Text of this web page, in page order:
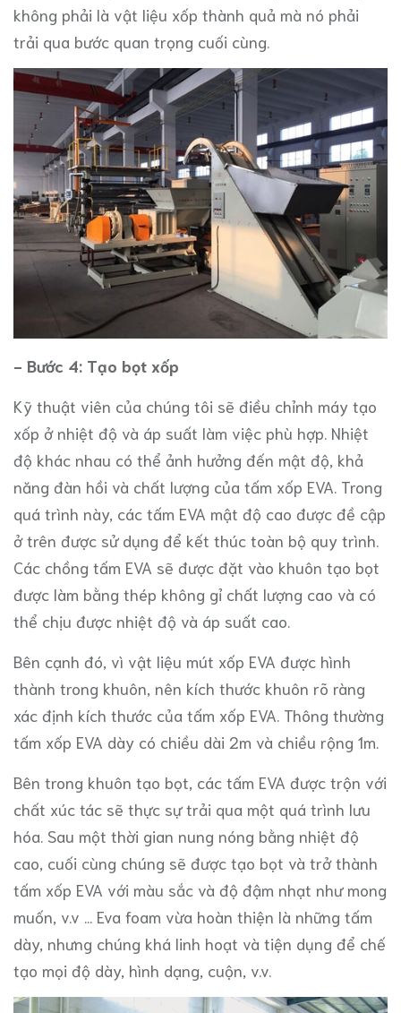
không phải là vật liệu xốp thành quả mà nó phải
trải qua bước quan trọng cuối cùng.
- Bước 4: Tạo bọt xốp
Kỹ thuật viên của chúng tôi sẽ điều chỉnh máy tạo
xốp ở nhiệt độ và áp suất làm việc phù hợp. Nhiệt
độ khác nhau có thể ảnh hưởng đến mật độ, khả
năng đàn hồi và chất lượng của tấm xốp EVA. Trong
quá trình này, các tấm EVA mật độ cao được đề cập
ở trên được sử dụng để kết thúc toàn bộ quy trình.
Các chồng tấm EVA sẽ được đặt vào khuôn tạo bọt
được làm bằng thép không gỉ chất lượng cao và có
thể chịu được nhiệt độ và áp suất cao.
Bên cạnh đó, vì vật liệu mút xốp EVA được hình
thành trong khuôn, nên kích thước khuôn rõ ràng
xác định kích thước của tấm xốp EVA. Thông thường
tấm xốp EVA dày có chiều dài 2m và chiều rộng 1m.
Bên trong khuôn tạo bọt, các tấm EVA được trộn với
chất xúc tác sẽ thực sự trải qua một quá trình lưu
hóa. Sau một thời gian nung nóng bằng nhiệt độ
cao, cuối cùng chúng sẽ được tạo bọt và trở thành
tấm xốp EVA với màu sắc và độ đậm nhạt như mong
muốn, v.v ... Eva foam vừa hoàn thiện là những tấm
dày, nhưng chúng khá linh hoạt và tiện dụng để chế
tạo mọi độ dày, hình dạng, cuộn, v.v.